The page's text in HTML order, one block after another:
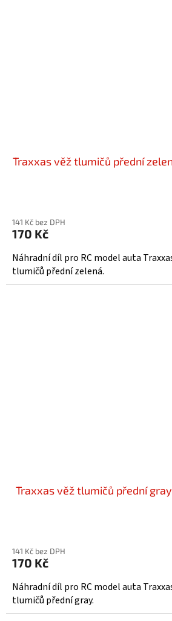
Traxxas věž tlumičů přední
141 Kč bez DPH
170 Kč
Náhradní díl pro RC model auta
tlumičů přední zelená.
Traxxas věž tlumičů přední gray
141 Kč bez DPH
170 Kč
Náhradní díl pro RC model auta
tlumičů přední gray.